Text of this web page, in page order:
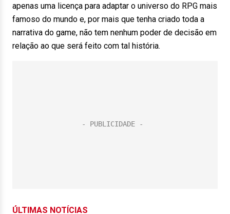
apenas uma licença para adaptar o universo do RPG mais
famoso do mundo e, por mais que tenha criado toda a
narrativa do game, não tem nenhum poder de decisão em
relação ao que será feito com tal história.